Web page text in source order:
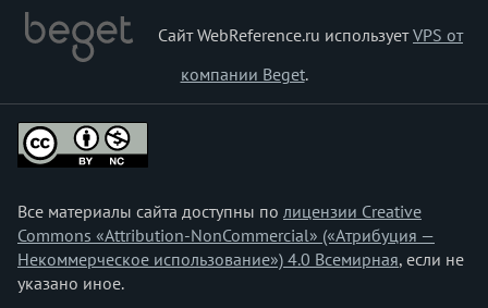
Сайт WebReference.ru используетVPS от
компании Beget.
Все материалы сайта доступны по лицензии Creative
Commons «Attribution-NonCommercial» («Атрибуция —
Некоммерческое использование») 4.0 Всемирная, если не
указано иное.